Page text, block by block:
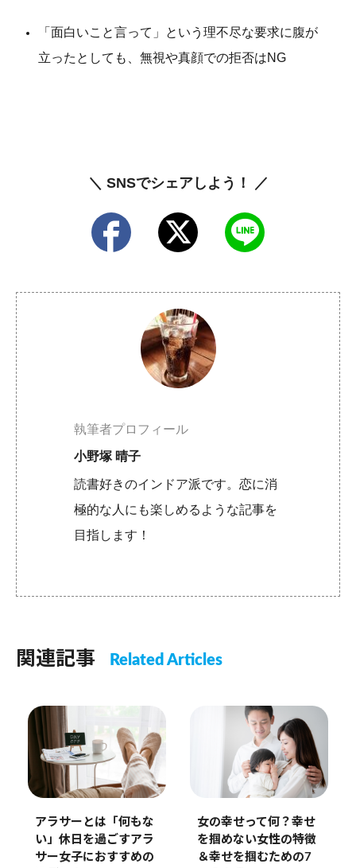
「面白いこと言って」という理不尽な要求に腹が
立ったとしても、無視や真顔での拒否はNG
＼ SNSでシェアしよう！ ／
執筆者プロフィール
小野塚 晴子
読書好きのインドア派です。恋に消
極的な人にも楽しめるような記事を
目指します！
関連記事 Related Articles
アラサーとは「何もな
い」休日を過ごすアラ
サー女子におすすめの
女の幸せって何？幸せ
を掴めない女性の特徴
＆幸せを掴むための7